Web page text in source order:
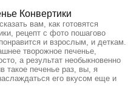
Конвертики
вам, как готовятся
рецепт с фото пошагово
и взрослым, и деткам.
творожное печенье,
а результат необыкновенно
такое печенье раз, вы, я
его вкусом еще и